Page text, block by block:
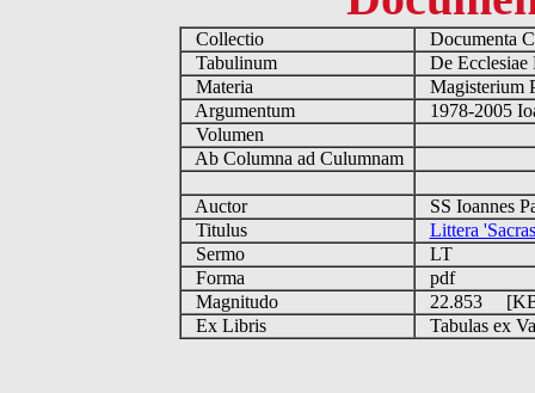
Collectio
Documenta
Tabulinum
De
Materia
Magisterium
Argumentum
1978-2005
Volumen
Ab Columna ad Culumnam
Auctor
SS Ioannes
Titulus
Littera
Sermo
LT
Forma
pdf
Magnitudo
22.853
Ex Libris
Tabulas ex